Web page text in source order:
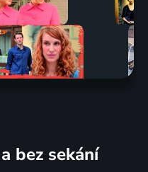
bez sekání